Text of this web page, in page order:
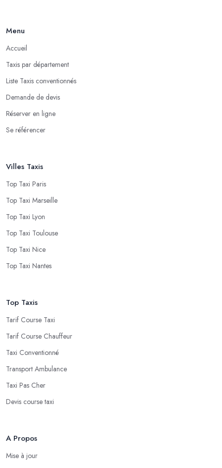
Menu
Accueil
Taxis par département
Liste Taxis conventionnés
Demande de devis
Réserver en ligne
Se référencer
Villes Taxis
Top Taxi Paris
Top Taxi Marseille
Top Taxi Lyon
Top Taxi Toulouse
Top Taxi Nice
Top Taxi Nantes
Top Taxis
Tarif Course Taxi
Tarif Course Chauffeur
Taxi Conventionné
Transport Ambulance
Taxi Pas Cher
Devis course taxi
A Propos
Mise à jour